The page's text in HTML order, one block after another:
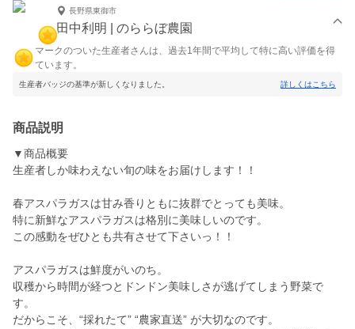
長野県東御市
田中利明 | のららぼ農園
マークのついた生産者さんは、過去1年間で平均して特に高い評価を得
ています。
生産者バッジの基準が新しくなりました。 詳しくはこちら
商品説明
▼商品概要
生産者しか味わえない旬の味をお届けします！！
春アスパラガスは甘み香りともに抜群でとっても美味。
特に新鮮なアスパラガスは格別に美味しいのです。
この感動をぜひとも共有させて下さいっ！！
アスパラガスは鮮度がいのち。
収穫から時間が経つとドンドン美味しさが逃げてしまう野菜で
す。
だからこそ、“採れたて” “農家直送” が大切なのです。